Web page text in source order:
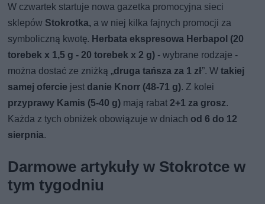
W czwartek startuje nowa gazetka promocyjna sieci
sklepów Stokrotka, a w niej kilka fajnych promocji za
symboliczną kwotę. Herbata ekspresowa Herbapol (20
torebek x 1,5 g - 20 torebek x 2 g) - wybrane rodzaje -
można dostać ze zniżką „druga tańsza za 1 zł”. Wtakiej
samej ofercie jest danie Knorr (48-71 g). Z kolei
przyprawy Kamis (5-40 g) mają rabat2+1 za grosz.
Każda z tych obniżek obowiązuje w dniach od 6 do 12
sierpnia.
Darmowe artykuły w Stokrotce w
tym tygodniu